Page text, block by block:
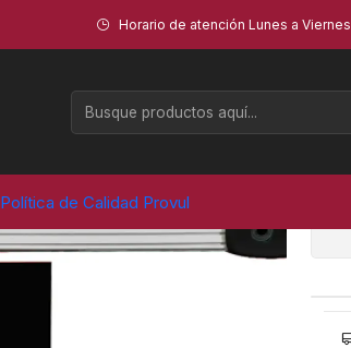
Política de Calidad Provul
Horario de atención Lunes a